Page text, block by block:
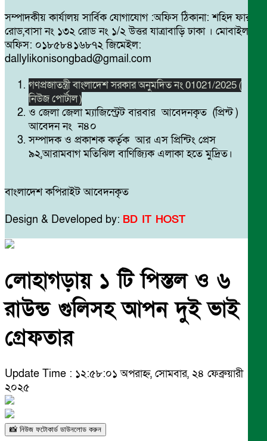
সম্পাদকীয় কার্যালয় সার্বিক যোগাযোগ :অফিস ঠিকানা: শহিদ ফারুক
রোড,বাসা নং ১৩২ রোড নং ১/২ উত্তর যাত্রাবাড়ি ঢাকা । মোবাইল
অফিস: ০১৮৫৮৪১৬৮৭২ জিমেইল:
dallylikonisongbad@gmail.com
গণপ্রজাতন্ত্রী বাংলাদেশ সরকার অনুমদিত নং 01021/2025 (
নিউজ পোর্টাল )
ও জেলা জেলা ম্যাজিস্ট্রেট বারবার আবেদনকৃত (প্রিন্ট )
আবেদন নং ন৪০
সম্পাদক ও প্রকাশক কর্তৃক আর এস প্রিন্টিং প্রেস
৯২,আরামবাগ মতিঝিল বাণিজ্যিক এলাকা হতে মুদ্রিত।
বাংলাদেশ কপিরাইট আবেদনকৃত
Design & Developed by: BD IT HOST
লোহাগড়ায় ১ টি পিস্তল ও ৬
রাউন্ড গুলিসহ আপন দুই ভাই
গ্রেফতার
Update Time : ১২:৫৮:০১ অপরাহ্ন, সোমবার, ২৪ ফেব্রুয়ারী
২০২৫
📸 নিউজ ফটোকার্ড ডাউনলোড করুন